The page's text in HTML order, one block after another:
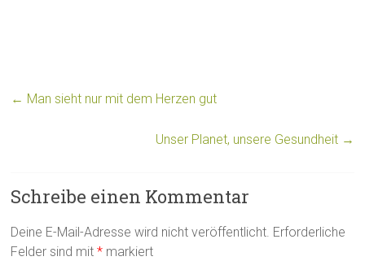
← Man sieht nur mit dem Herzen gut
Unser Planet, unsere Gesundheit →
Schreibe einen Kommentar
Deine E-Mail-Adresse wird nicht veröffentlicht. Erforderliche
Felder sind mit* markiert